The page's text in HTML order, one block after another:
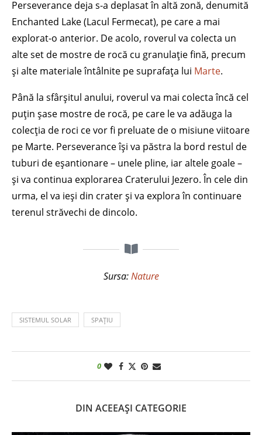
Perseverance deja s-a deplasat în altă zonă, denumită
Enchanted Lake (Lacul Fermecat), pe care a mai
explorat-o anterior. De acolo, roverul va colecta un
alte set de mostre de rocă cu granulație fină, precum
și alte materiale întâlnite pe suprafața lui Marte.
Până la sfârșitul anului, roverul va mai colecta încă cel
puțin șase mostre de rocă, pe care le va adăuga la
colecția de roci ce vor fi preluate de o misiune viitoare
pe Marte. Perseverance își va păstra la bord restul de
tuburi de eșantionare – unele pline, iar altele goale –
și va continua explorarea Craterului Jezero. În cele din
urma, el va ieși din crater și va explora în continuare
terenul străvechi de dincolo.
Sursa:Nature
SISTEMUL SOLAR SPAȚIU
0
DIN ACEEAȘI CATEGORIE